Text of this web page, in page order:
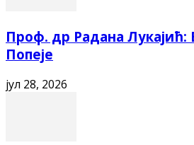
Проф. др Радана Лукајић:
Попеје
јул 28, 2026